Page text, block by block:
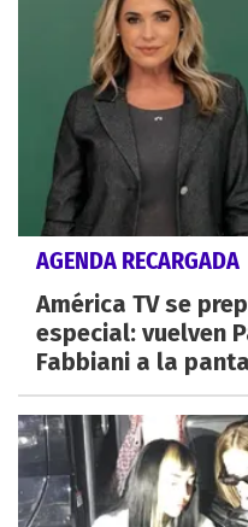
AGENDA RECARGADA
América TV se
especial: vuelven
Fabbiani a la